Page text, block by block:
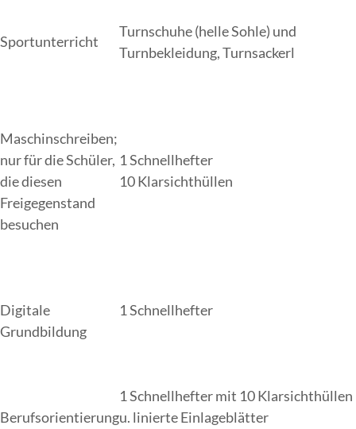
Sportunterricht
Turnschuhe (helle Sohle) und
Turnbekleidung, Turnsackerl
Maschinschreiben;
nur für die Schüler,
die diesen
Freigegenstand
besuchen
Digitale
Grundbildung
1 Schnellhefter
10 Klarsichthüllen
1 Schnellhefter
Berufsorientierung
1 Schnellhefter mit 10 Klarsichthüllen
u. linierte Einlageblätter